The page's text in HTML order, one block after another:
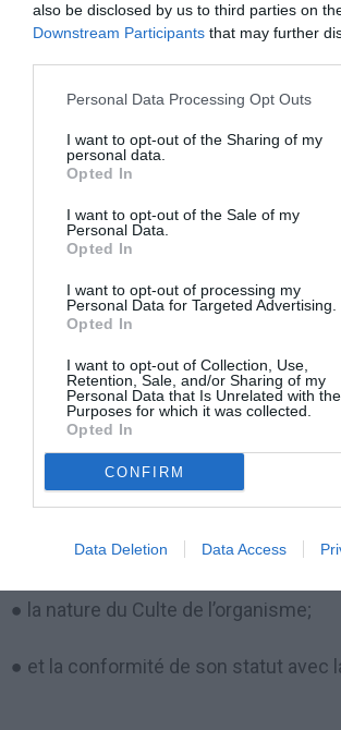
also be disclosed by us to third parties on
Downstream Participants that may further
Personal Data Processing Opt Outs
I want to opt-out of the Sharing of my
personal data.
Opted In
I want to opt-out of the Sale of my
Personal Data.
Opted In
I want to opt-out of processing my
Personal Data for Targeted Advertising.
Opted In
I want to opt-out of Collection, Use,
Retention, Sale, and/or Sharing of my
Personal Data that Is Unrelated with the
Purposes for which it was collected.
Opted In
CONFIRM
Data Deletion Data Access
c) (au cas où les frais de séjour de
pas à charge d’Organismes
montant établi par la Directive
l’Intérieur (Art. 4, paragraphe
l’Immigration n. 286/1998 et
modifications et intégrations;
Conseil du 22 décembre 2003.
RAPPEL:
En cas d’invition de la part
de culte, opérant en Italie et
confessions religieuses ayant
avec l’Etat Italien, ou à des
légalement reconnus, le visa
ait vérifié:
● la nature du Culte de l’organisme;
● et la conformité de son statut avec